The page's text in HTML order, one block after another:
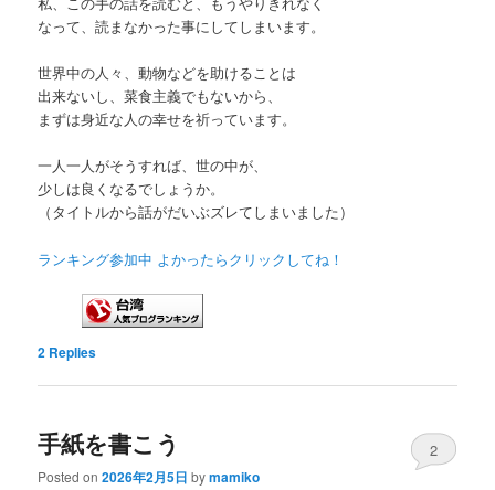
なって、読まなかった事にしてしまいます。
世界中の人々、動物などを助けることは
出来ないし、菜食主義でもないから、
まずは身近な人の幸せを祈っています。
一人一人がそうすれば、世の中が、
少しは良くなるでしょうか。
（タイトルから話がだいぶズレてしまいました）
ランキング参加中 よかったらクリックしてね！
2 Replies
手紙を書こう
Posted on2026年2月5日 bymamiko
2